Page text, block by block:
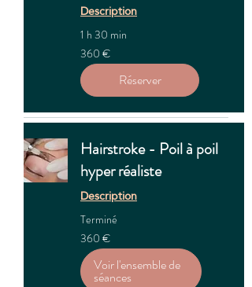
Description
1 h 30 min
360
euros
360 €
Réserver
Hairstroke - Poil à poil
hyper réaliste
Description
Terminé
360
euros
360 €
Voir l'ensemble de
séances